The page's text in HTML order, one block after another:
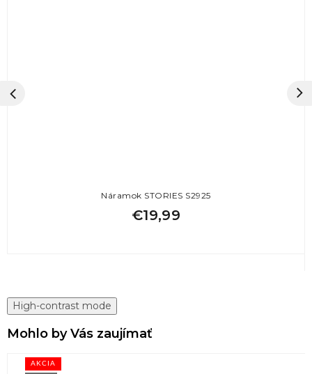
Náramok STORIES S2925
€19,99
High-contrast mode
Mohlo by Vás zaujímať
AKCIA